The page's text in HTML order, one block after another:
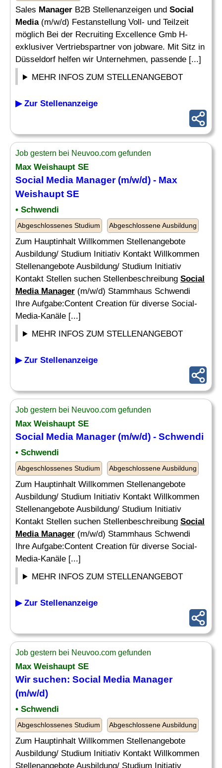
Sales Manager B2B Stellenanzeigen und Social
Media(m/w/d) Festanstellung Voll- und Teilzeit
möglich Bei der Recruiting Excellence Gmb H-
exklusiver Vertriebspartner von jobware. Mit Sitz in
Düsseldorf helfen wir Unternehmen, passende [...]
MEHR INFOS ZUM STELLENANGEBOT
▶ Zur Stellenanzeige
Job gestern bei Neuvoo.com gefunden
Max Weishaupt SE
Social Media Manager(m/w/d) - Max
Weishaupt SE
• Schwendi
Abgeschlossenes Studium Abgeschlossene Ausbildung
Zum Hauptinhalt Willkommen Stellenangebote
Ausbildung/ Studium Initiativ Kontakt Willkommen
Stellenangebote Ausbildung/ Studium Initiativ
Kontakt Stellen suchen Stellenbeschreibung Social
Media Manager (m/w/d) Stammhaus Schwendi
Ihre Aufgabe:Content Creation für diverse Social-
Media-Kanäle [...]
MEHR INFOS ZUM STELLENANGEBOT
▶ Zur Stellenanzeige
Job gestern bei Neuvoo.com gefunden
Max Weishaupt SE
Social Media Manager(m/w/d) - Schwendi
• Schwendi
Abgeschlossenes Studium Abgeschlossene Ausbildung
Zum Hauptinhalt Willkommen Stellenangebote
Ausbildung/ Studium Initiativ Kontakt Willkommen
Stellenangebote Ausbildung/ Studium Initiativ
Kontakt Stellen suchen Stellenbeschreibung Social
Media Manager (m/w/d) Stammhaus Schwendi
Ihre Aufgabe:Content Creation für diverse Social-
Media-Kanäle [...]
MEHR INFOS ZUM STELLENANGEBOT
▶ Zur Stellenanzeige
Job gestern bei Neuvoo.com gefunden
Max Weishaupt SE
Wir suchen: Social Media Manager
(m/w/d)
• Schwendi
Abgeschlossenes Studium Abgeschlossene Ausbildung
Zum Hauptinhalt Willkommen Stellenangebote
Ausbildung/ Studium Initiativ Kontakt Willkommen
Stellenangebote Ausbildung/ Studium Initiativ